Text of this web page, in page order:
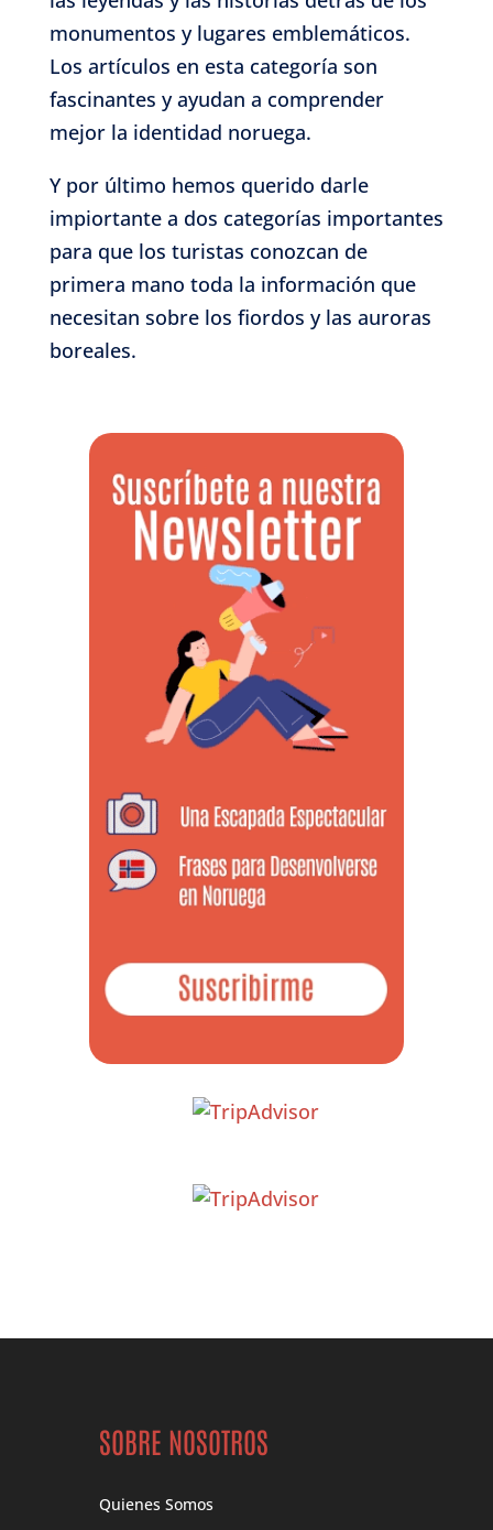
monumentos y lugares emblemáticos.
Los artículos en esta categoría son
fascinantes y ayudan a comprender
mejor la identidad noruega.
Y por último hemos querido darle
impiortante a dos categorías importantes
para que los turistas conozcan de
primera mano toda la información que
necesitan sobre los fiordos y las auroras
boreales.
SOBRE NOSOTROS
Quienes Somos